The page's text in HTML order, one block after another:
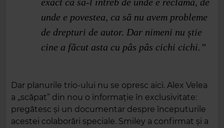
exact ca să-l întreb de unde e reclama, de
unde e povestea, ca să nu avem probleme
de drepturi de autor. Dar nimeni nu știe
cine a făcut asta cu pâs pâs cichi cichi.”
Dar planurile trio-ului nu se opresc aici. Alex Velea
a „scăpat” din nou o informație în exclusivitate:
pregătesc și un documentar despre începuturile
acestei colaborări speciale. Smiley a confirmat și a